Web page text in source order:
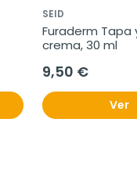
SEID
Furaderm Tapa
crema, 30 ml
9,50 €
Ver